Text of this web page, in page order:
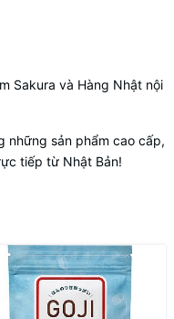
Sakura và Hàng Nhật nội
những sản phẩm cao cấp,
tiếp từ Nhật Bản!